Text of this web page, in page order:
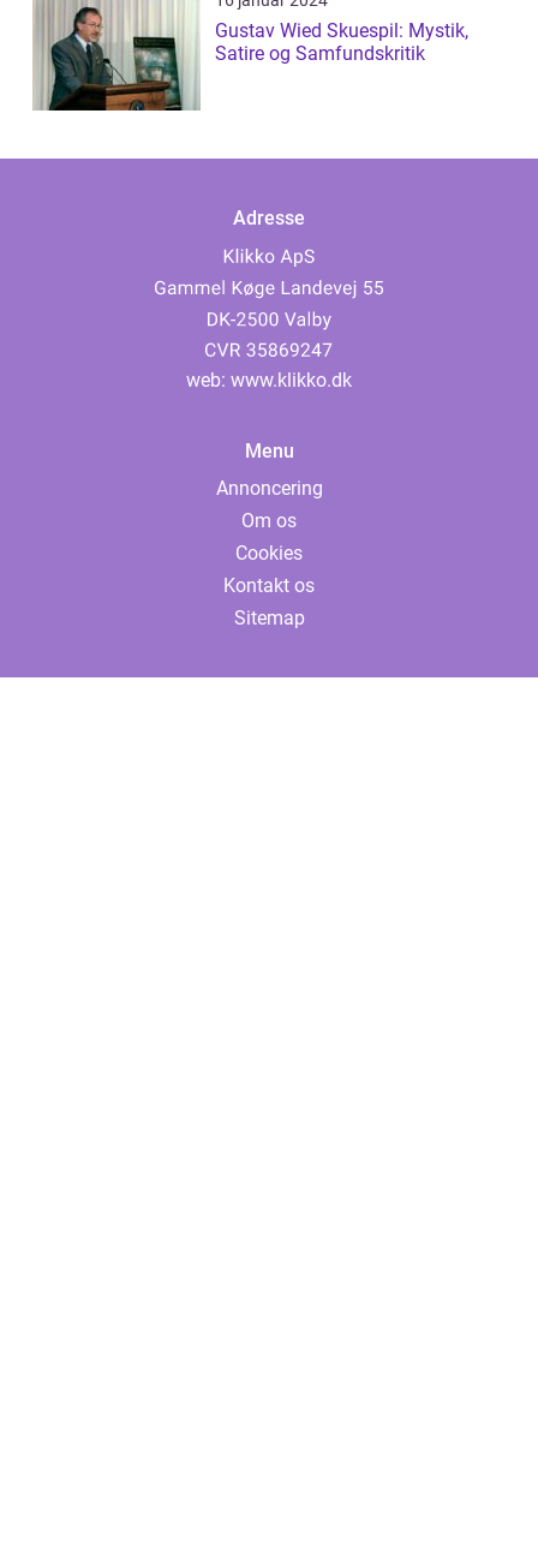
Gustav Wied Skuespil: Mystik,
Satire og Samfundskritik
Adresse
web: www.klikko.dk
Menu
Annoncering
Om os
Cookies
Kontakt os
Sitemap